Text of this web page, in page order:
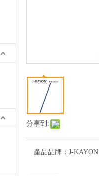
分享到:
產品品牌： J-KAYON